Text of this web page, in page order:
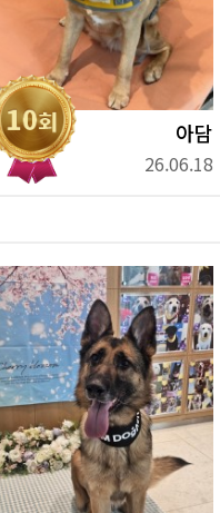
아담
26.06.18